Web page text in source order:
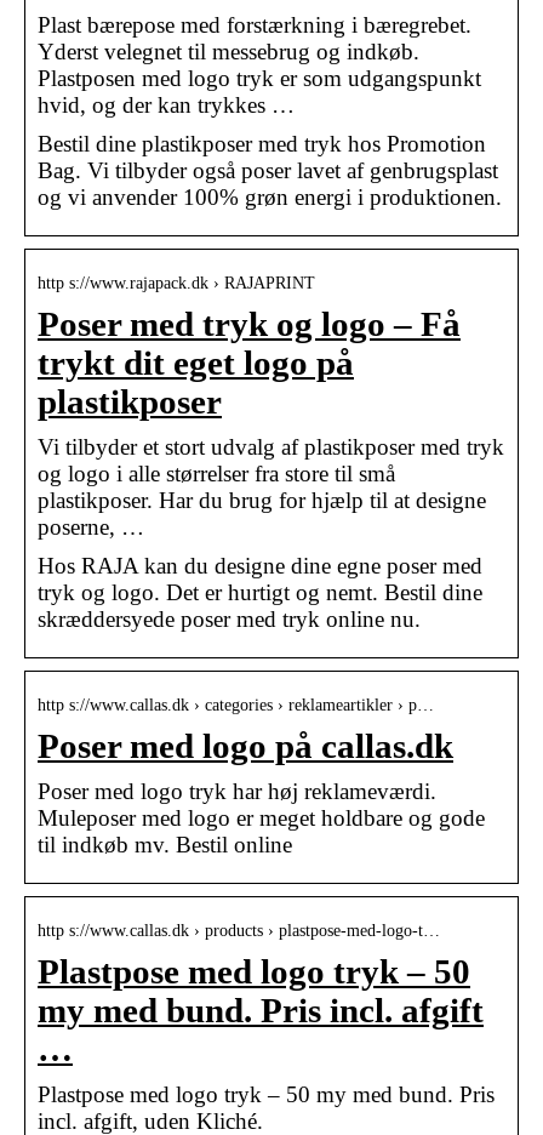
Plast bærepose med forstærkning i bæregrebet.
Yderst velegnet til messebrug og indkøb.
Plastposen med logo tryk er som udgangspunkt
hvid, og der kan trykkes …
Bestil dine plastikposer med tryk hos Promotion
Bag. Vi tilbyder også poser lavet af genbrugsplast
og vi anvender 100% grøn energi i produktionen.
http s://www.rajapack.dk › RAJAPRINT
Poser med tryk og logo – Få
trykt dit eget logo på
plastikposer
Vi tilbyder et stort udvalg af plastikposer med tryk
og logo i alle størrelser fra store til små
plastikposer. Har du brug for hjælp til at designe
poserne, …
Hos RAJA kan du designe dine egne poser med
tryk og logo. Det er hurtigt og nemt. Bestil dine
skræddersyede poser med tryk online nu.
http s://www.callas.dk › categories › reklameartikler › p…
Poser med logo på callas.dk
Poser med logo tryk har høj reklameværdi.
Muleposer med logo er meget holdbare og gode
til indkøb mv. Bestil online
http s://www.callas.dk › products › plastpose-med-logo-t…
Plastpose med logo tryk – 50
my med bund. Pris incl. afgift
…
Plastpose med logo tryk – 50 my med bund. Pris
incl. afgift, uden Kliché.